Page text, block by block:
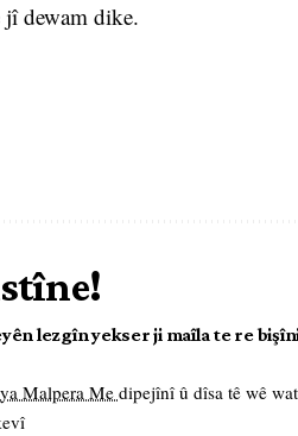
dewam dike.
lezgîn yekser ji maîla te re
Malpera Me dipejînî û dîsa tê wê